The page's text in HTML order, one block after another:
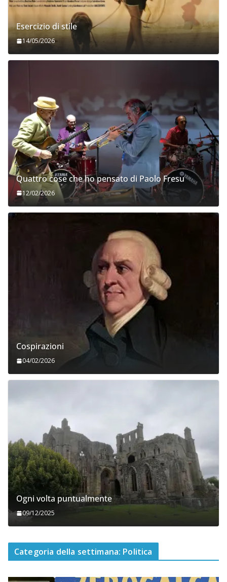
Esercizio di stile
14/05/2026
Quattro cose che ho pensato di Paolo Fresu
12/02/2026
Cospirazioni
04/02/2026
Ogni volta puntualmente
09/12/2025
Categoria della settimana: Politica